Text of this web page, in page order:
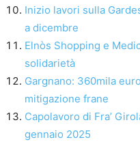
Inizio lavori sulla
a dicembre
Elnòs Shopping e
solidarietà
Gargnano: 360mila
mitigazione frane
Capolavoro di Fra’
gennaio 2025